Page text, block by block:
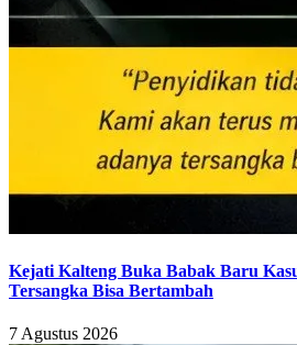
Kejati Kalteng Buka Babak Baru
Tersangka Bisa Bertambah
7 Agustus 2026